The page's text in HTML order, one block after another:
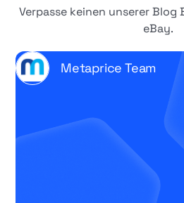
Verpasse keinen unserer Blog
eBay.
Metaprice Team